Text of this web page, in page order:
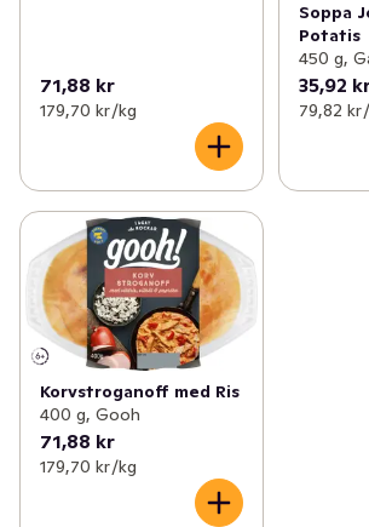
71,88 kr
179,70 kr /kg
Soppa
Potatis
450 g,
35,92
79,82 kr
Korvstroganoff med Ris
400 g, Gooh
71,88 kr
179,70 kr /kg